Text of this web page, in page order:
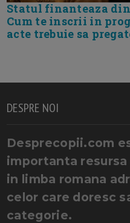
Statul finanteaza
Cum te inscrii in
acte trebuie sa
DESPRE NOI
Desprecopii.com
importanta
in limba romana
celor care doresc
categorie.